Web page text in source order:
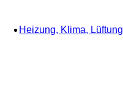
Heizung, Klima, Lüftung